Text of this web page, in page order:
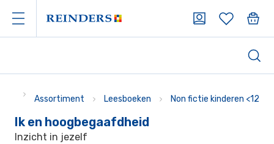
Assortiment Leesboeken Non fictie kinderen <12
Ik en hoogbegaafdheid
Inzicht in jezelf